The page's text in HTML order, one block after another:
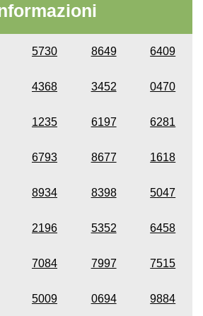
5730 8649 6409
4368 3452 0470
1235 6197 6281
6793 8677 1618
8934 8398 5047
2196 5352 6458
7084 7997 7515
5009 0694 9884